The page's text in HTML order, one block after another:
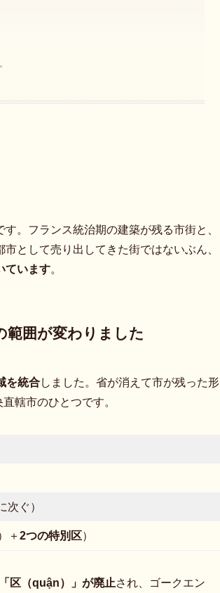
。フランス統治期の建築が残る市街と、
として売り出してきた街ではないぶん、
ています。
範囲が変わりました
を統合しました。省が消えて市が残った形
轄市のひとつです。
次ぐ）
＋2つの特別区）
区（quận）」が廃止され、ゴークエン